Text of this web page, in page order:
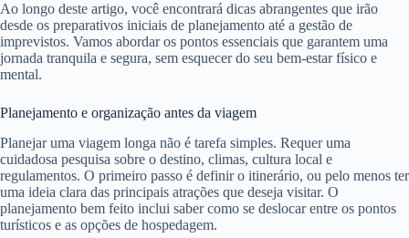
Ao longo deste artigo, você encontrará dicas abrangentes que irão
desde os preparativos iniciais de planejamento até a gestão de
imprevistos. Vamos abordar os pontos essenciais que garantem uma
jornada tranquila e segura, sem esquecer do seu bem-estar físico e
mental.
Planejamento e organização antes da viagem
Planejar uma viagem longa não é tarefa simples. Requer uma
cuidadosa pesquisa sobre o destino, climas, cultura local e
regulamentos. O primeiro passo é definir o itinerário, ou pelo menos ter
uma ideia clara das principais atrações que deseja visitar. O
planejamento bem feito inclui saber como se deslocar entre os pontos
turísticos e as opções de hospedagem.